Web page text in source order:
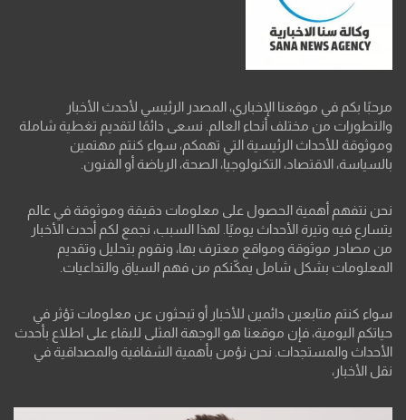
مرحبًا بكم في موقعنا الإخباري، المصدر الرئيسي لأحدث الأخبار
والتطورات من مختلف أنحاء العالم. نسعى دائمًا لتقديم تغطية شاملة
وموثوقة للأحداث الرئيسية التي تهمكم، سواء كنتم مهتمين
بالسياسة، الاقتصاد، التكنولوجيا، الصحة، الرياضة أو الفنون.
نحن نتفهم أهمية الحصول على معلومات دقيقة وموثوقة في عالم
يتسارع فيه وتيرة الأحداث يوميًا. لهذا السبب، نجمع لكم أحدث الأخبار
من مصادر موثوقة ومواقع معترف بها، ونقوم بتحليل وتقديم
المعلومات بشكل شامل يمكّنكم من فهم السياق والتداعيات.
سواء كنتم متابعين دائمين للأخبار أو تبحثون عن معلومات تؤثر في
حياتكم اليومية، فإن موقعنا هو الوجهة المثلى للبقاء على اطلاع بأحدث
الأحداث والمستجدات. نحن نؤمن بأهمية الشفافية والمصداقية في
نقل الأخبار،